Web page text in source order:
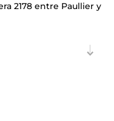
2178 entre Paullier y